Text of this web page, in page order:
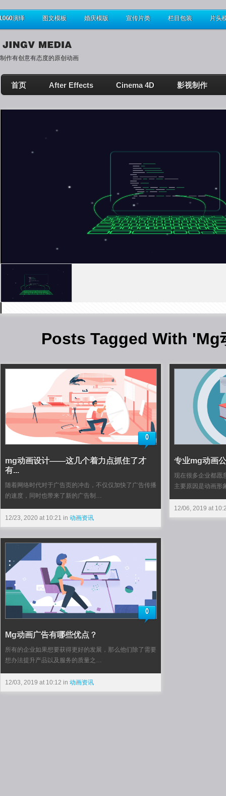
LOGO演绎 图文模板 婚庆模版 宣传片类 栏目包装 片头
制作有创意有态度的原创动画
首页 After Effects Cinema 4D 影视制作
Posts Tagged With 'Mg
0
mg动画设计——这几个着力点抓住了才
有...
随着网络时代对于广告页的冲击，不仅仅加快了广告传播
的速度，同时也带来了新的广告制…
12/23, 2020 at 10:21 in 动画资讯
专业mg动画
现在很多企业都愿
主要原因是动画
12/06, 2019 at
0
Mg动画广告有哪些优点？
所有的企业如果想要获得更好的发展，那么他们除了需要
想办法提升产品以及服务的质量之…
12/03, 2019 at 10:12 in 动画资讯